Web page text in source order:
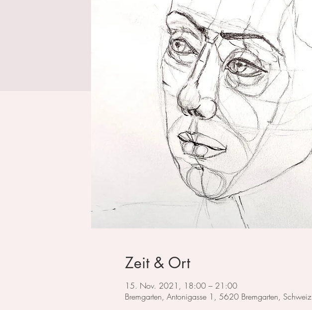
Zeit & Ort
15. Nov. 2021, 18:00 – 21:00
Bremgarten, Antonigasse 1, 5620 Bremgarten, Schweiz